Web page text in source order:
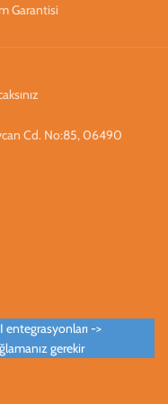
Garantisi
Cd. No:85, 06490
entegrasyonları ->
gerekir